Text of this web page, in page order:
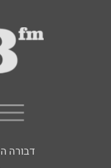
דבורה הנביאה